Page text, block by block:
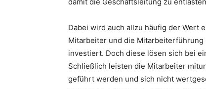
Dabei wird auch allzu häufig der Wert
Mitarbeiter und die
investiert. Doch diese lösen sich bei
Schließlich leisten die Mitarbeiter
geführt werden und sich nicht